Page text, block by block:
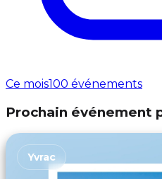
Ce mois100 événements
Prochain événement
Yvrac